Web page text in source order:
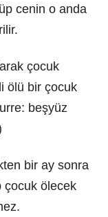
cenin o anda
çocuk
ölü bir çocuk
beşyüz
bir ay sonra
çocuk ölecek